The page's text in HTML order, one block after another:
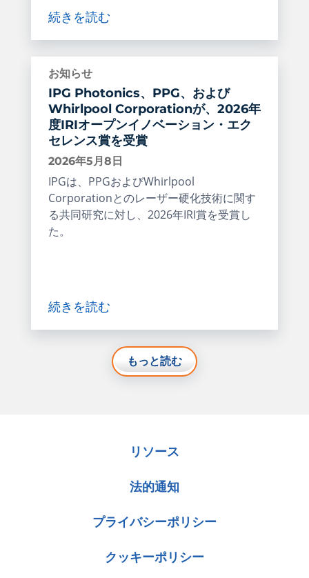
続きを読む
お知らせ
IPG Photonics、PPG、および
Whirlpool Corporationが、2026年
度IRIオープンイノベーション・エク
セレンス賞を受賞
2026年5月8日
IPGは、PPGおよびWhirlpool
Corporationとのレーザー硬化技術に関す
る共同研究に対し、2026年IRI賞を受賞し
た。
続きを読む
もっと読む
リソース
法的通知
プライバシーポリシー
クッキーポリシー